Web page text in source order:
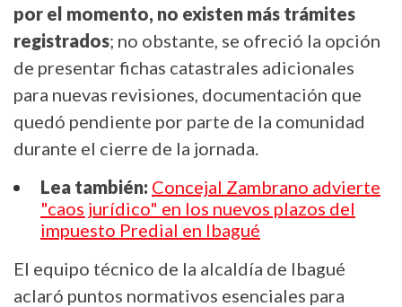
por el momento, no existen más trámites
registrados; no obstante, se ofreció la opción
de presentar fichas catastrales adicionales
para nuevas revisiones, documentación que
quedó pendiente por parte de la comunidad
durante el cierre de la jornada.
Lea también: Concejal Zambrano advierte
"caos jurídico" en los nuevos plazos del
impuesto Predial en Ibagué
El equipo técnico de la alcaldía de Ibagué
aclaró puntos normativos esenciales para